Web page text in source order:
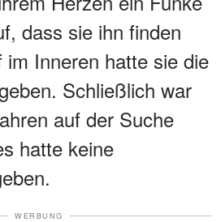
dass sie ihn finden
Inneren hatte sie die
Schließlich war
auf der Suche
hatte keine
WERBUNG